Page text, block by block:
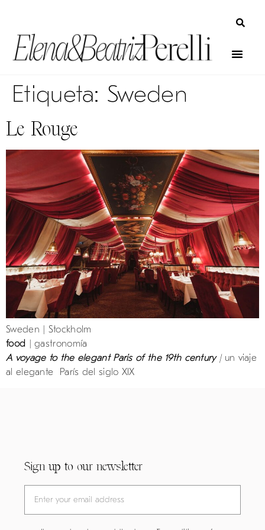
Etiqueta: Sweden
Le Rouge
Sweden | Stockholm
food
| gastronomía
A voyage to the elegant Paris of the 19th century| un viaje
al elegante París del siglo XIX
Sign up to our newsletter